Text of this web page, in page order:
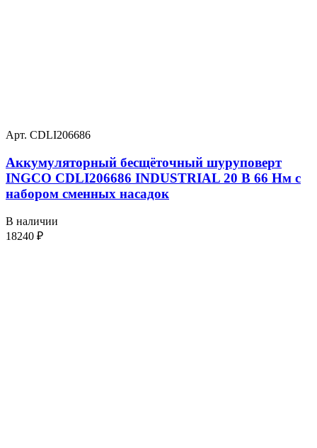
Арт. CDLI206686
Аккумуляторный бесщёточный шуруповерт
INGCO CDLI206686 INDUSTRIAL 20 В 66 Нм с
набором сменных насадок
В наличии
18240 ₽